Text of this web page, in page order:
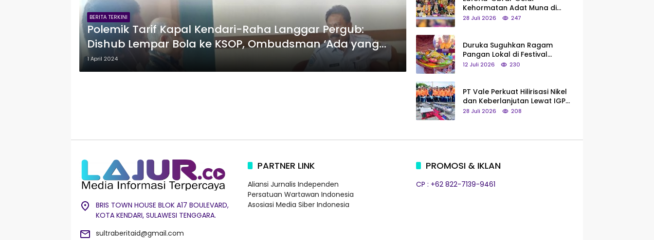
BERITA TERKINI
Polemik Tarif Kapal Kendari-Raha Langgar Pergub:
Dishub Lempar Bola ke KSOP, Ombudsman ‘Ada yang
Aneh’
1 April 2024
Kehormatan Adat Muna di
Silaturahmi KKMM, Ridwan Bae:
28 Juli 2026 247
Duruka Suguhkan Ragam
Pangan Lokal di Festival
Liangkobhori, Dari Umbi Rebus
12 Juli 2026 230
PT Vale Perkuat Hilirisasi Nikel
dan Keberlanjutan Lewat IGP
Morowali
28 Juli 2026 208
BRIS TOWN HOUSE BLOK A17 BOULEVARD,
KOTA KENDARI, SULAWESI TENGGARA.
sultraberitaid@gmail.com
PARTNER LINK
Aliansi Jurnalis Independen
Persatuan Wartawan Indonesia
Asosiasi Media Siber Indonesia
PROMOSI & IKLAN
CP : +62 822-7139-9461